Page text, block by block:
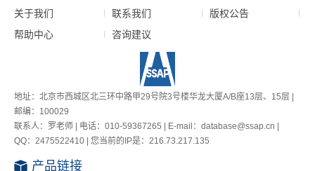
关于我们 联系我们
版权公告
帮助中心
咨询建议
地址：北京市西城区北三环中路甲29号院3号楼华龙大厦A/B座13层、15层 |
邮编：100029
联系人：罗老师 | 电话：010-59367265 | E-mail：database@ssap.cn |
QQ：2475522410 | 您当前的IP是： 216.73.217.135
产品链接